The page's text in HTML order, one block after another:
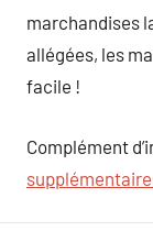
marchandises
allégées, les
facile !
Complément